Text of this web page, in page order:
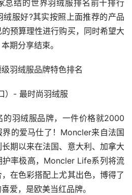
结的世界羽绒服排名前十排行
服好?其实按照上面推荐的产品
预算理性进行购买，同时希望大
期分享结束。
绒服品牌特色排名
- 最时尚羽绒服
羽绒服品牌，一件价格就2000
的爱马仕了！Moncler来自法国
期以来在法国、意大利、加拿大
护率极高，Moncler Life系列将流
在色彩搭配上尤其出色，博得了
爱，是欧美当红品牌。